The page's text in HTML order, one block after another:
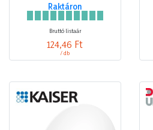
Raktáron
Bruttó listaár
124,46 Ft
/ db